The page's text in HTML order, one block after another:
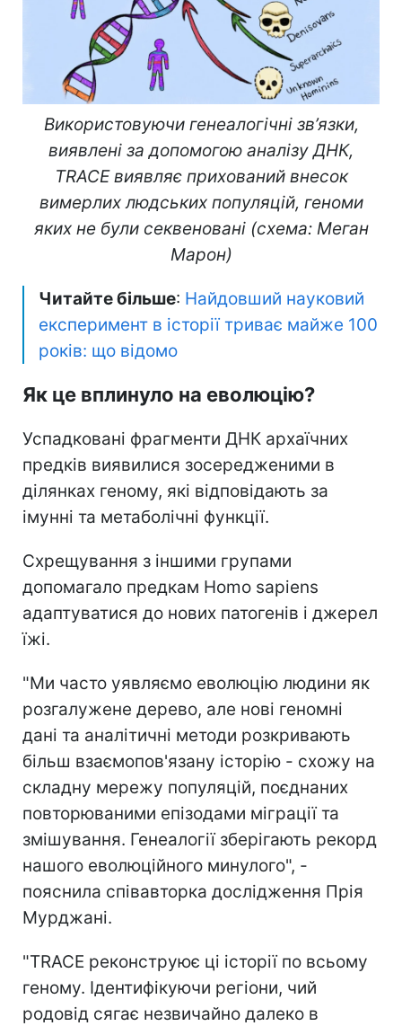
Використовуючи генеалогічні зв’язки,
виявлені за допомогою аналізу ДНК,
TRACE виявляє прихований внесок
вимерлих людських популяцій, геноми
яких не були секвеновані (схема: Меган
Марон)
Читайте більше: Найдовший науковий
експеримент в історії триває майже 100
років: що відомо
Як це вплинуло на еволюцію?
Успадковані фрагменти ДНК архаїчних
предків виявилися зосередженими в
ділянках геному, які відповідають за
імунні та метаболічні функції.
Схрещування з іншими групами
допомагало предкам Homo sapiens
адаптуватися до нових патогенів і джерел
їжі.
"Ми часто уявляємо еволюцію людини як
розгалужене дерево, але нові геномні
дані та аналітичні методи розкривають
більш взаємопов'язану історію - схожу на
складну мережу популяцій, поєднаних
повторюваними епізодами міграції та
змішування. Генеалогії зберігають рекорд
нашого еволюційного минулого", -
пояснила співавторка дослідження Прія
Мурджані.
"TRACE реконструює ці історії по всьому
геному. Ідентифікуючи регіони, чий
родовід сягає незвичайно далеко в